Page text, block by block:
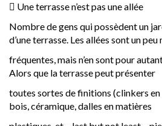
 Une terrasse n’est pas une allée
Nombre de gens qui possèdent un
d’une terrasse. Les allées sont un peu
fréquentes, mais n’en sont pour
Alors que la terrasse peut présenter
toutes sortes de finitions (clinkers
bois, céramique, dalles en matières